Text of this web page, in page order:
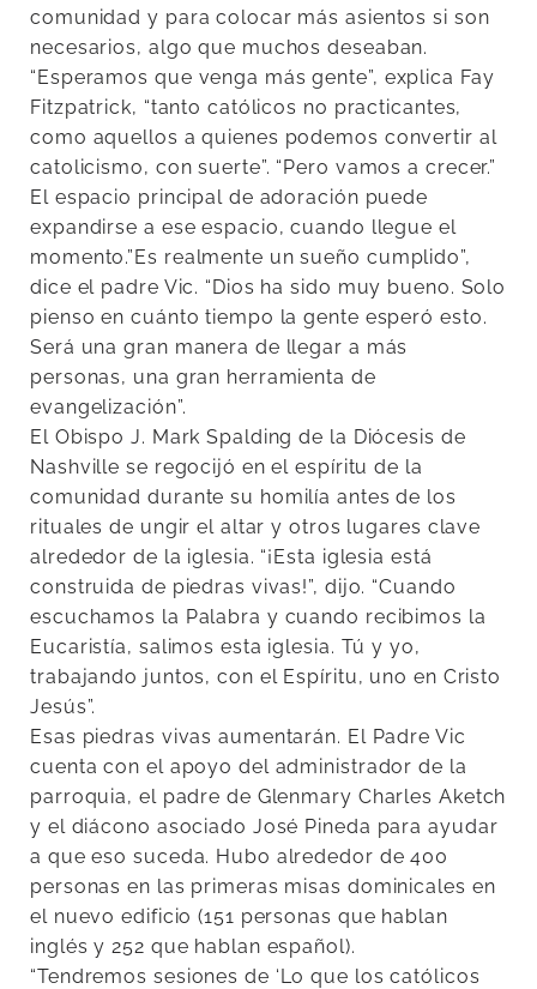
comunidad y para colocar más asientos si son
necesarios, algo que muchos deseaban.
“Esperamos que venga más gente”, explica Fay
Fitzpatrick, “tanto católicos no practicantes,
como aquellos a quienes podemos convertir al
catolicismo, con suerte”. “Pero vamos a crecer.”
El espacio principal de adoración puede
expandirse a ese espacio, cuando llegue el
momento.”Es realmente un sueño cumplido”,
dice el padre Vic. “Dios ha sido muy bueno. Solo
pienso en cuánto tiempo la gente esperó esto.
Será una gran manera de llegar a más
personas, una gran herramienta de
evangelización”.
El Obispo J. Mark Spalding de la Diócesis de
Nashville se regocijó en el espíritu de la
comunidad durante su homilía antes de los
rituales de ungir el altar y otros lugares clave
alrededor de la iglesia. “¡Esta iglesia está
construida de piedras vivas!”, dijo. “Cuando
escuchamos la Palabra y cuando recibimos la
Eucaristía, salimos esta iglesia. Tú y yo,
trabajando juntos, con el Espíritu, uno en Cristo
Jesús”.
Esas piedras vivas aumentarán. El Padre Vic
cuenta con el apoyo del administrador de la
parroquia, el padre de Glenmary Charles Aketch
y el diácono asociado José Pineda para ayudar
a que eso suceda. Hubo alrededor de 400
personas en las primeras misas dominicales en
el nuevo edificio (151 personas que hablan
inglés y 252 que hablan español).
“Tendremos sesiones de ‘Lo que los católicos